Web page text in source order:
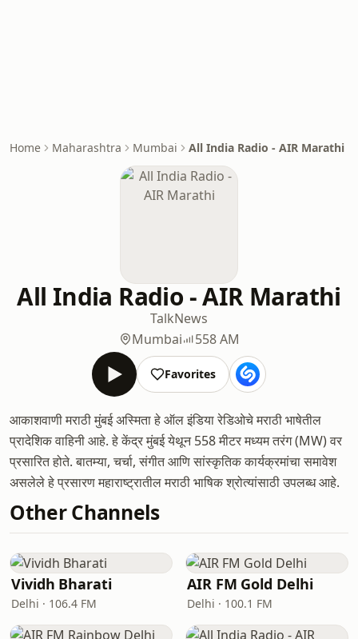
Home Maharashtra Mumbai All India Radio - AIR Marathi
All India Radio - AIR Marathi
TalkNews
Mumbai
558 AM
Favorites
आकाशवाणी मराठी मुंबई अस्मिता हे ऑल इंडिया रेडिओचे मराठी भाषेतील
प्रादेशिक वाहिनी आहे. हे केंद्र मुंबई येथून 558 मीटर मध्यम तरंग (MW) वर
प्रसारित होते. बातम्या, चर्चा, संगीत आणि सांस्कृतिक कार्यक्रमांचा समावेश
असलेले हे प्रसारण महाराष्ट्रातील मराठी भाषिक श्रोत्यांसाठी उपलब्ध आहे.
Other Channels
Vividh Bharati
Delhi · 106.4 FM
AIR FM Gold Delhi
Delhi · 100.1 FM